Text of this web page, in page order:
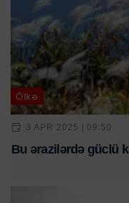
Ölkə
3 APR 2025 | 09:50
Bu ərazilərdə güclü